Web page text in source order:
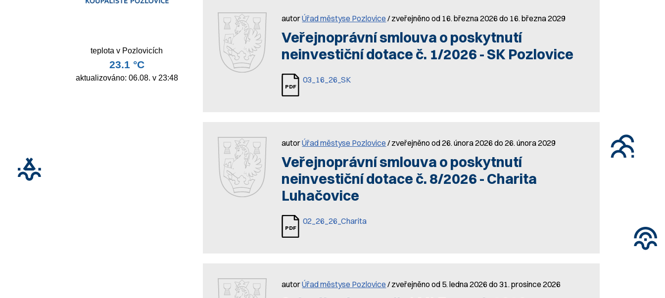
autorÚřad městyse Pozlovice / zveřejněno od 16. března 2026 do 16. března 2029
Veřejnoprávní smlouva o poskytnutí
neinvestiční dotace č. 1/2026 - SK Pozlovice
03_16_26_SK
autorÚřad městyse Pozlovice / zveřejněno od 26. února 2026 do 26. února 2029
Veřejnoprávní smlouva o poskytnutí
neinvestiční dotace č. 8/2026 - Charita
Luhačovice
02_26_26_Charita
autorÚřad městyse Pozlovice / zveřejněno od 5. ledna 2026 do 31. prosince 2026